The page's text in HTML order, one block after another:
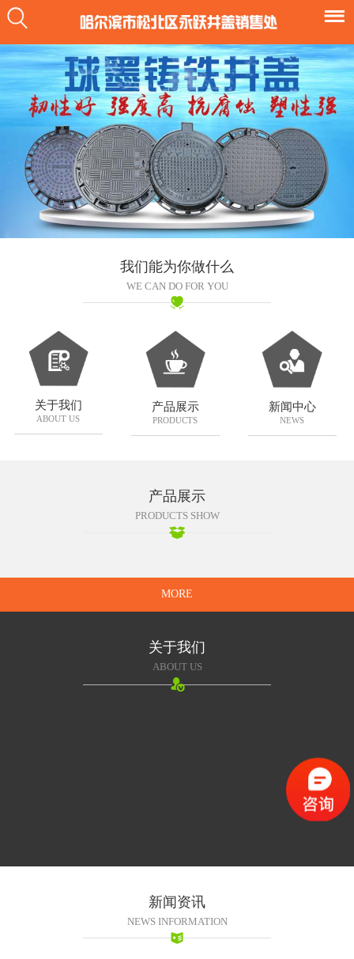
我们能为你做什么
WE CAN DO FOR YOU
关于我们
ABOUT US
产品展示
PRODUCTS
新闻中心
NEWS
产品展示
PRODUCTS SHOW
MORE
关于我们
ABOUT US
新闻资讯
NEWS INFORMATION